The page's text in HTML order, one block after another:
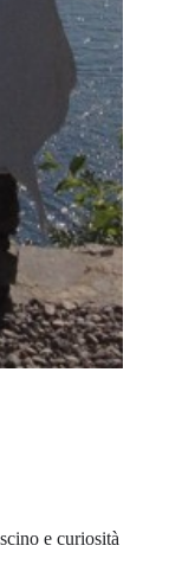
e curiosità